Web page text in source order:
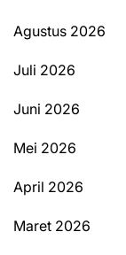
Agustus 2026
Juli 2026
Juni 2026
Mei 2026
April 2026
Maret 2026